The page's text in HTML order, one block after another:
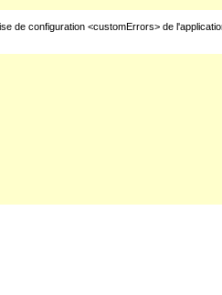
de configuration <customErrors> de